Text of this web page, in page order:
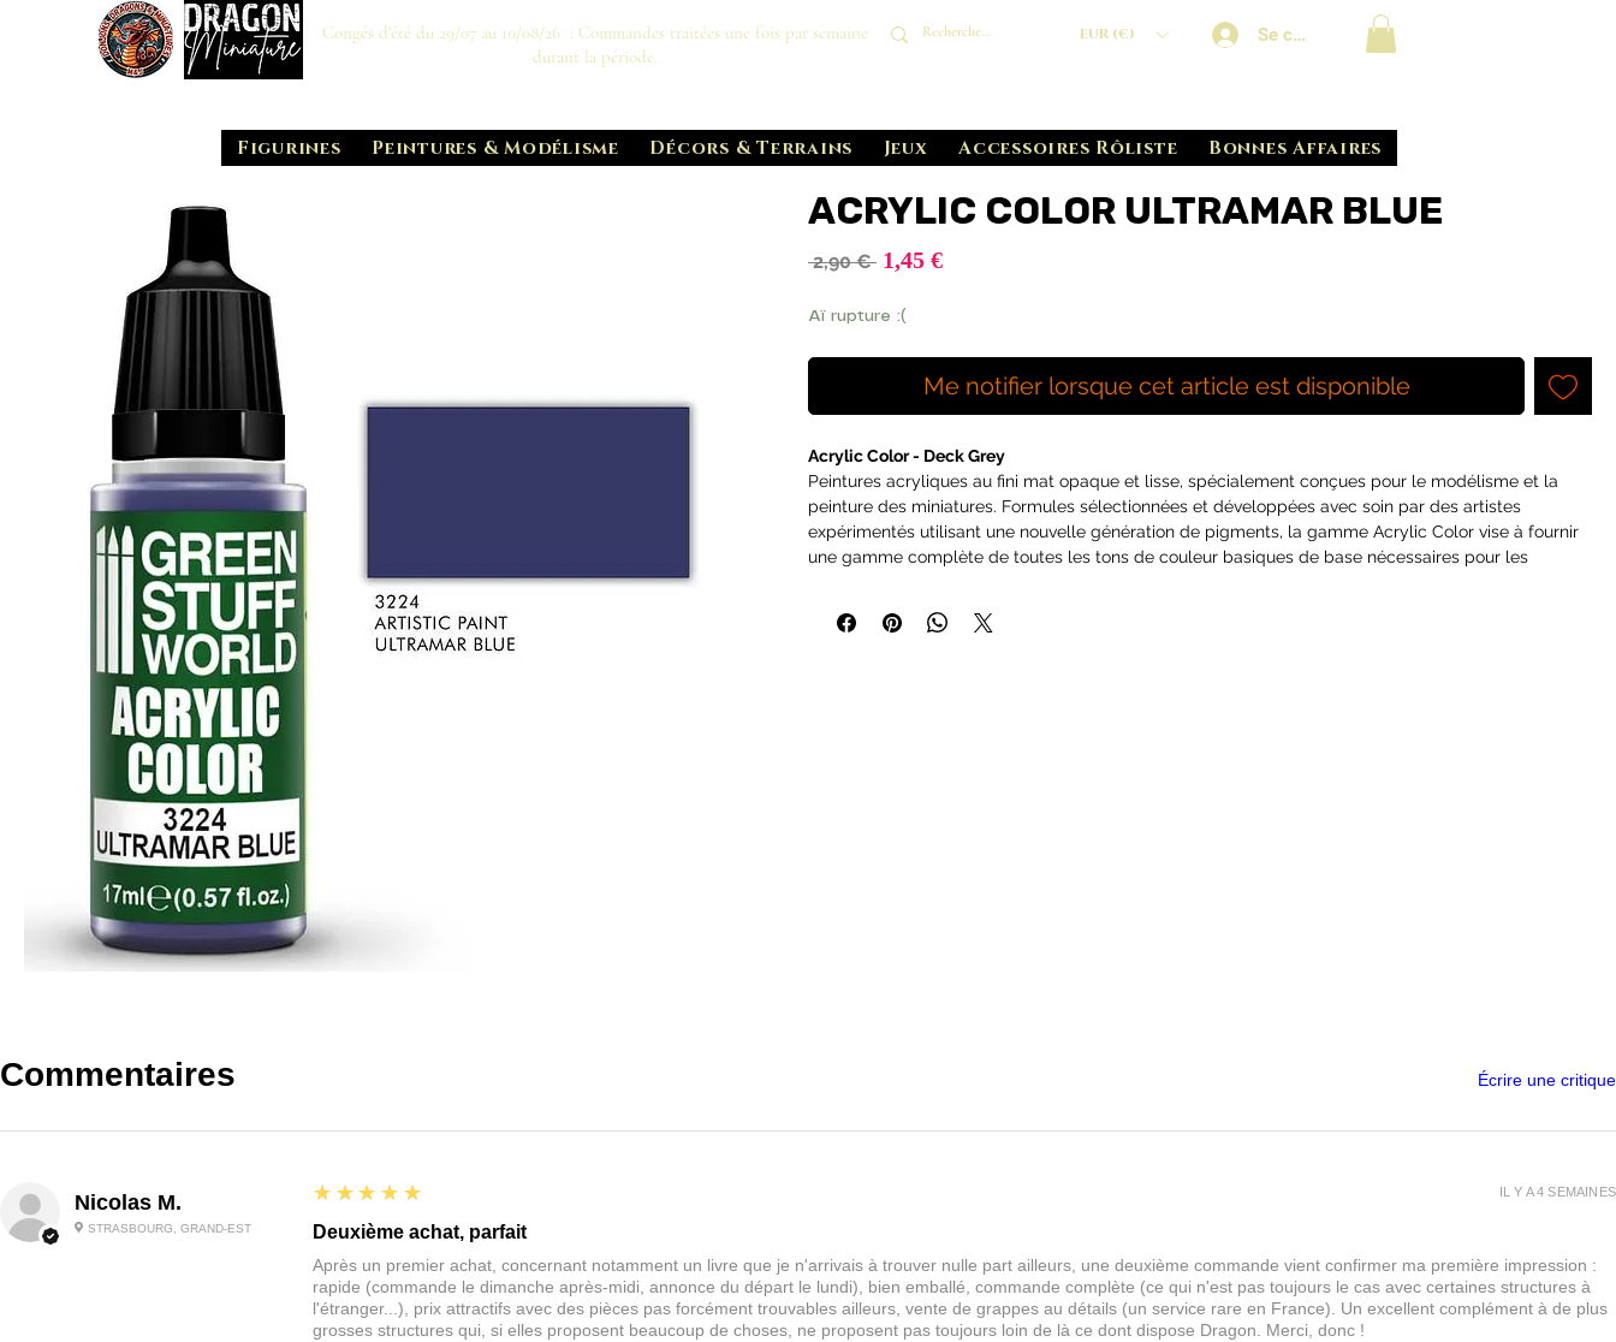
Congés d'été du 29/07 au 10/08/26 : Commandes traitées une fois par semaine
durant la période.
EUR (€) Se connecter
Figurines Peintures & Modélisme Décors & Terrains Jeux Accessoires Rôliste Bonnes Affaires
ACRYLIC COLOR ULTRAMAR BLUE
2,90 € Prix
1,45 €Prix
Aï rupture :(
Me notifier lorsque cet article est disponible
Acrylic Color - Deck Grey
Peintures acryliques au fini mat opaque et lisse, spécialement conçues pour le modélisme et la
peinture des miniatures. Formules sélectionnées et développées avec soin par des artistes
expérimentés utilisant une nouvelle génération de pigments, la gamme Acrylic Color vise à fournir
une gamme complète de toutes les tons de couleur basiques de base nécessaires pour les
Commentaires Écrire une critique
Nicolas M.
STRASBOURG, GRAND-EST
5
★★★★★
Deuxième achat, parfait
Après un premier achat, concernant notamment un livre que je n'arrivais à trouver nulle part ailleurs, une deuxième commande vient confirmer ma première impression :
rapide (commande le dimanche après-midi, annonce du départ le lundi), bien emballé, commande complète (ce qui n'est pas toujours le cas avec certaines structures à
l'étranger...), prix attractifs avec des pièces pas forcément trouvables ailleurs, vente de grappes au détails (un service rare en France). Un excellent complément à de plus
grosses structures qui, si elles proposent beaucoup de choses, ne proposent pas toujours loin de là ce dont dispose Dragon. Merci, donc !
IL Y A 4 SEMAINES